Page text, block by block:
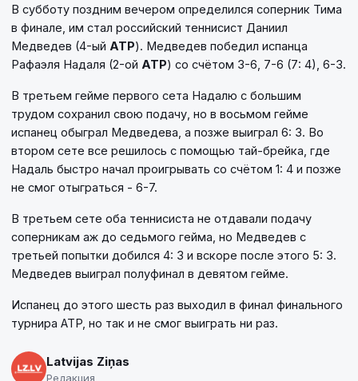
В субботу поздним вечером определился соперник Тима
в финале, им стал российский теннисист Даниил
Медведев (4-ый ATP). Медведев победил испанца
Рафаэля Надаля (2-ой ATP) со счётом 3-6, 7-6 (7: 4), 6-3.
В третьем гейме первого сета Надалю с большим
трудом сохранил свою подачу, но в восьмом гейме
испанец обыграл Медведева, а позже выиграл 6: 3. Во
втором сете все решилось с помощью тай-брейка, где
Надаль быстро начал проигрывать со счётом 1: 4 и позже
не смог отыграться - 6-7.
В третьем сете оба теннисиста не отдавали подачу
соперникам аж до седьмого гейма, но Медведев с
третьей попытки добился 4: 3 и вскоре после этого 5: 3.
Медведев выиграл полуфинал в девятом гейме.
Испанец до этого шесть раз выходил в финал финального
турнира ATP, но так и не смог выиграть ни раз.
Latvijas Ziņas
Редакция